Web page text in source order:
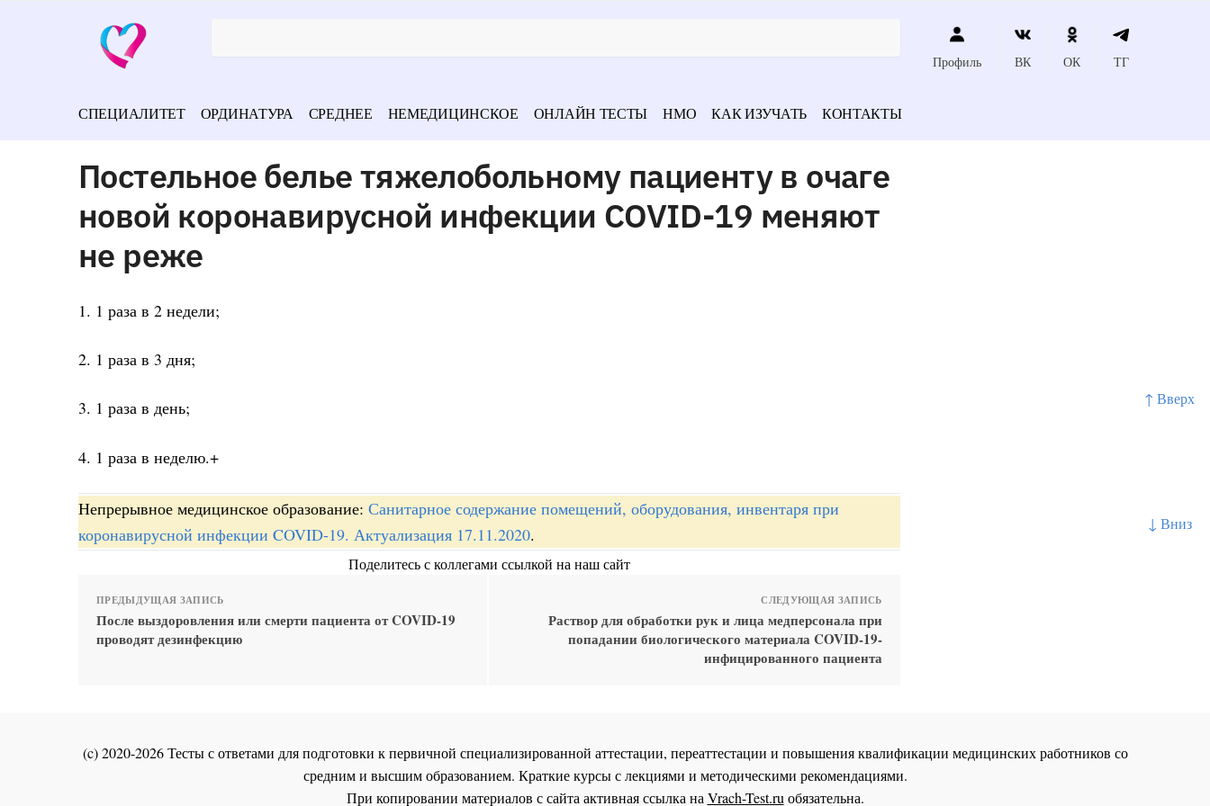
↑ Вверх
↓ Вниз
Профиль ВК ОК ТГ
СПЕЦИАЛИТЕТ ОРДИНАТУРА СРЕДНЕЕ НЕМЕДИЦИНСКОЕ ОНЛАЙН ТЕСТЫ НМО КАК ИЗУЧАТЬ КОНТАКТЫ
Постельное белье тяжелобольному пациенту в очаге
новой коронавирусной инфекции COVID-19 меняют
не реже
1. 1 раза в 2 недели;
2. 1 раза в 3 дня;
3. 1 раза в день;
4. 1 раза в неделю.+
Непрерывное медицинское образование: Санитарное содержание помещений, оборудования, инвентаря при
коронавирусной инфекции COVID-19. Актуализация 17.11.2020.
Поделитесь с коллегами ссылкой на наш сайт
ПРЕДЫДУЩАЯ ЗАПИСЬ
После выздоровления или смерти пациента от COVID-19
проводят дезинфекцию
СЛЕДУЮЩАЯ ЗАПИСЬ
Раствор для обработки рук и лица медперсонала при
попадании биологического материала COVID-19-
инфицированного пациента
(c) 2020-2026 Тесты с ответами для подготовки к первичной специализированной аттестации, переаттестации и повышения квалификации медицинских работников со
средним и высшим образованием. Краткие курсы с лекциями и методическими рекомендациями.
При копировании материалов с сайта активная ссылка наVrach-Test.ruобязательна.